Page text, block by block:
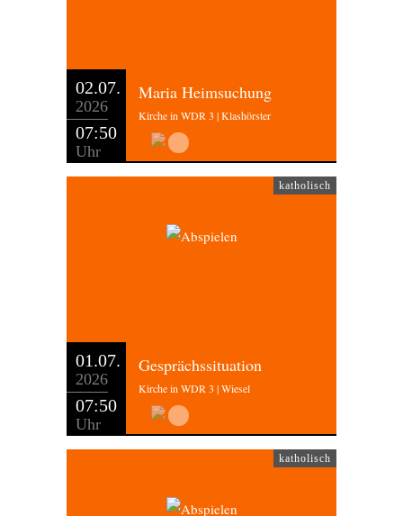
02.07.
2026
07:50
Uhr
Maria Heimsuchung
Kirche in WDR 3 | Klashörster
katholisch
01.07.
2026
07:50
Uhr
Gesprächssituation
Kirche in WDR 3 | Wiesel
katholisch